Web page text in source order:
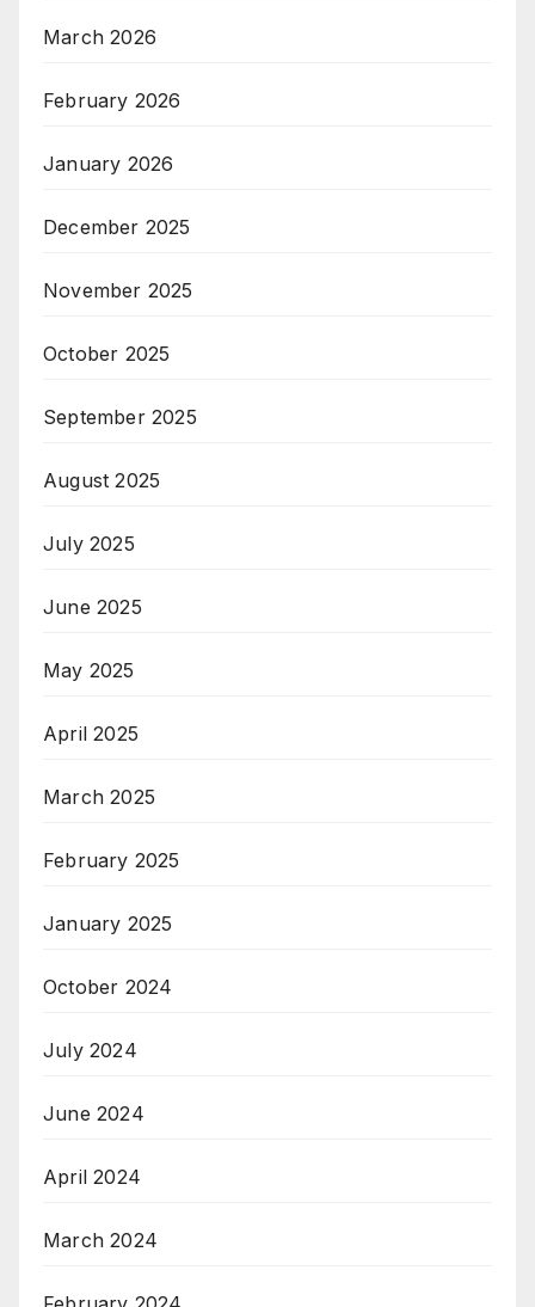
March 2026
February 2026
January 2026
December 2025
November 2025
October 2025
September 2025
August 2025
July 2025
June 2025
May 2025
April 2025
March 2025
February 2025
January 2025
October 2024
July 2024
June 2024
April 2024
March 2024